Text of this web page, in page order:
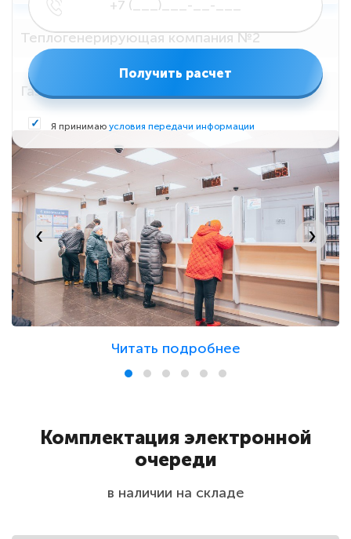
Получить расчет
Я принимаю условия передачи информации
Теплогенерирующая компания №2
Газораспределение г. Петрозаводск
Теплогенерирующая компания №1
Саратовгаз
Газпром межрегионгаз г. Липецк
Краснодаргоргаз
Газпромнефть
Газпром межрегионгаз г. Брянск
Читать подробнее
‹ ›
Комплектация электронной
очереди
в наличии на складе